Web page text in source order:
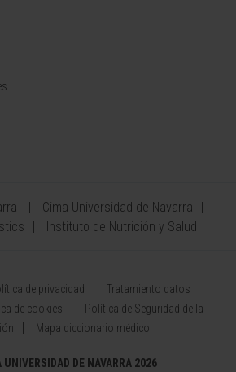
Cima Universidad de Navarra
Instituto de Nutrición y Salud
de privacidad
Tratamiento datos
de cookies
Política de Seguridad de la
Mapa diccionario médico
UNIVERSIDAD DE NAVARRA 2026